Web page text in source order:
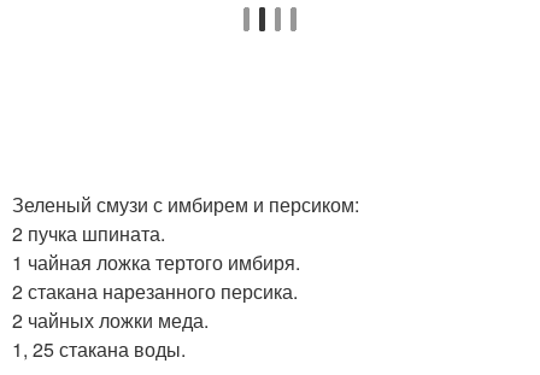
Зеленый смузи с имбирем и персиком:
2 пучка шпината.
1 чайная ложка тертого имбиря.
2 стакана нарезанного персика.
2 чайных ложки меда.
1, 25 стакана воды.